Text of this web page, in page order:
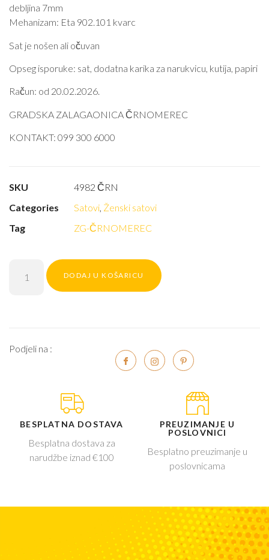
debljina 7mm
Mehanizam: Eta 902.101 kvarc
Sat je nošen ali očuvan
Opseg isporuke: sat, dodatna karika za narukvicu, kutija, papiri
Račun: od 20.02.2026.
GRADSKA ZALAGAONICA ČRNOMEREC
KONTAKT: 099 300 6000
SKU
4982 ČRN
Categories
Satovi, Ženski satovi
Tag
ZG-ČRNOMEREC
DODAJ U KOŠARICU
Podjeli na :
BESPLATNA DOSTAVA
Besplatna dostava za
narudžbe iznad €100
PREUZIMANJE U
POSLOVNICI
Besplatno preuzimanje u
poslovnicama